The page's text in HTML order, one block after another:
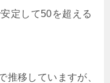
定して50を超える
推移していますが、